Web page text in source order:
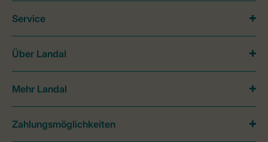
Service
Über Landal
Mehr Landal
Zahlungsmöglichkeiten